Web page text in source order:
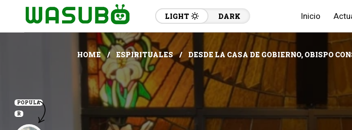
LIGHT DARK Inicio
HOME ESPIRITUALES DESDE LA CASA DE GOBIERNO, OBISPO
POPULA
R